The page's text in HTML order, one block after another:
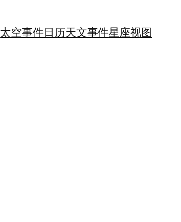
太空事件日历天文事件星座视图